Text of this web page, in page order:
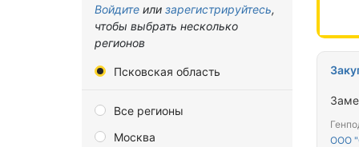
Войдите или зарегистрируйтесь,
чтобы выбрать несколько
регионов
Псковская область
Все регионы
Москва
ООО